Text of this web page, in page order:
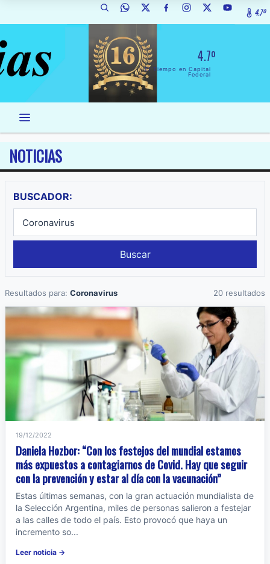
4.7º
4.7º
El Tiempo en Capital
Federal
NOTICIAS
BUSCADOR:
Buscar
Resultados para: Coronavirus 20 resultados
19/12/2022
Daniela Hozbor: “Con los festejos del mundial estamos
más expuestos a contagiarnos de Covid. Hay que seguir
con la prevención y estar al día con la vacunación”
Estas últimas semanas, con la gran actuación mundialista de
la Selección Argentina, miles de personas salieron a festejar
a las calles de todo el país. Esto provocó que haya un
incremento so...
Leer noticia →